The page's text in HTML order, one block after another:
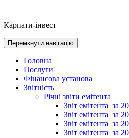
Карпати-інвест
Перемкнути навігацію
Головна
Послуги
Фінансова установа
Звітність
Річні звіти емітента
Звіт емітента_за
Звіт емітента_за
Звіт емітента_за
Звіт емітента_за